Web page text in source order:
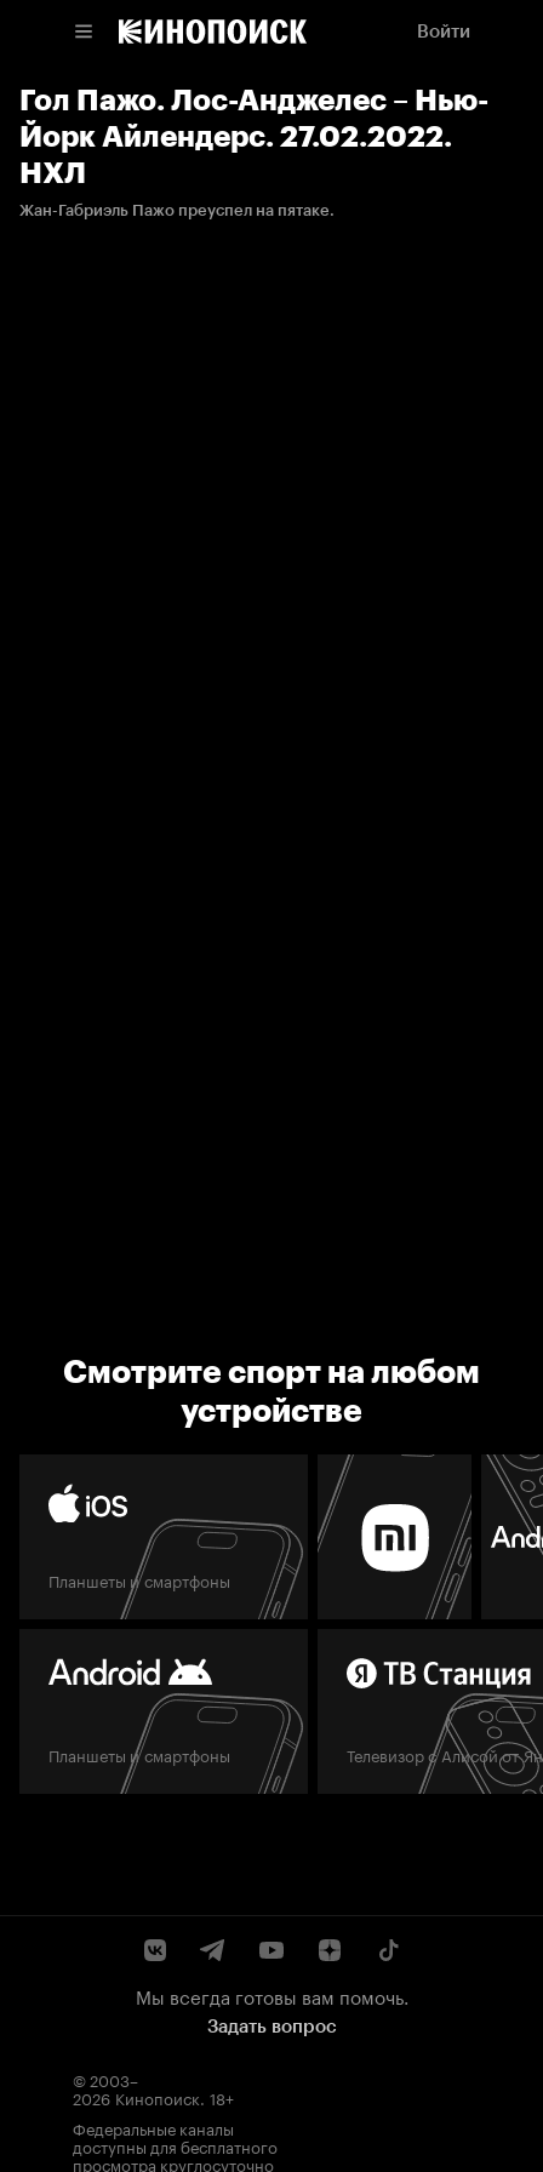
Войти
Гол Пажо. Лос-Анджелес – Нью-
Йорк Айлендерс. 27.02.2022.
НХЛ
Жан-Габриэль Пажо преуспел на пятаке.
Смотрите спорт на любом
устройстве
Планшеты и смартфоны
Планшеты и смартфоны Телевизор с Алисой от
Мы всегда готовы вам помочь.
Задать вопрос
© 2003–
2026 Кинопоиск. 18+
Федеральные каналы
доступны для бесплатного
просмотра круглосуточно